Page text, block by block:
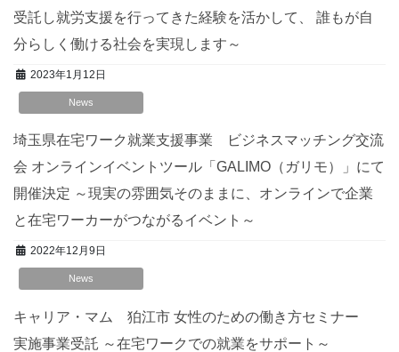
受託し就労支援を行ってきた経験を活かして、 誰もが自
分らしく働ける社会を実現します～
2023年1月12日
News
埼玉県在宅ワーク就業支援事業 ビジネスマッチング交流
会 オンラインイベントツール「GALIMO（ガリモ）」にて
開催決定 ～現実の雰囲気そのままに、オンラインで企業
と在宅ワーカーがつながるイベント～
2022年12月9日
News
キャリア・マム 狛江市 女性のための働き方セミナー
実施事業受託 ～在宅ワークでの就業をサポート～